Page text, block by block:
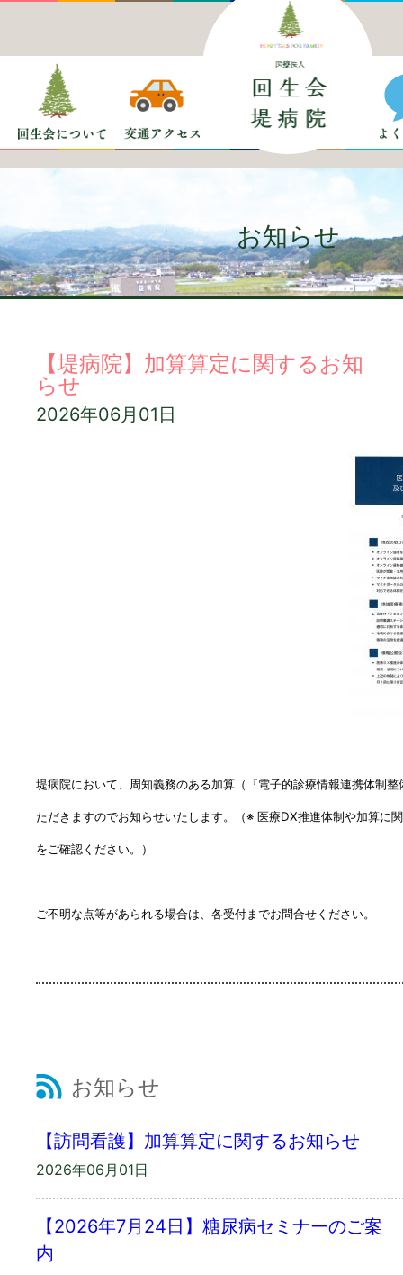
お知らせ
【堤病院】加算算定に関するお知
らせ
2026年06月01日
堤病院において、周知義務のある加算（『電子的診療情報連携体制
ただきますのでお知らせいたします。（※ 医療DX推進体制や加算に
をご確認ください。）
ご不明な点等があられる場合は、各受付までお問合せください。
お知らせ
【訪問看護】加算算定に関するお知らせ
2026年06月01日
【2026年7月24日】糖尿病セミナーのご案
内